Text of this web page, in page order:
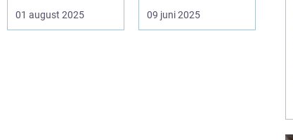
afgørende, st&...
01 august 2025
særlig ekspertis...
09 juni 2025